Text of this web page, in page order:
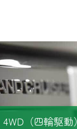
4WD（四輪駆動）